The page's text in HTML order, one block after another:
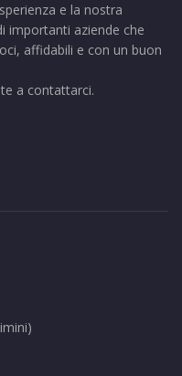
e la nostra
importanti aziende che
affidabili e con un buon
a contattarci.